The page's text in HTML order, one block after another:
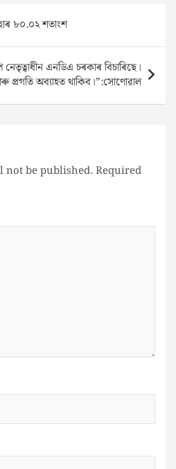
৮০.০২ শতাংশ
এনডিএ চৰকাৰ বিচাৰিছে।
প্ৰগতি অব্যাহত থাকিব।”:সোণোৱাল
not be published.Required